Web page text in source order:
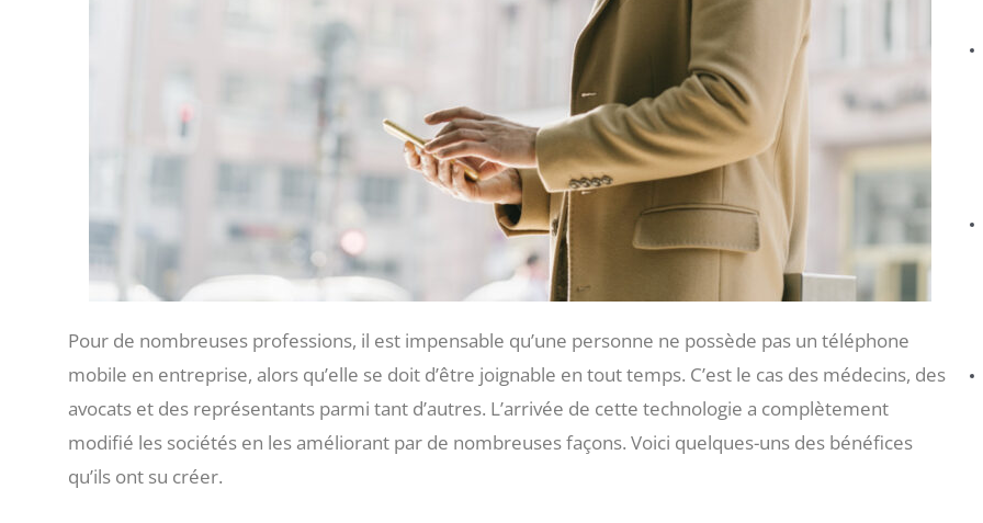
Pour de nombreuses professions, il est impensable qu’une personne ne possède pas un téléphone
mobile en entreprise, alors qu’elle se doit d’être joignable en tout temps. C’est le cas des médecins, des
avocats et des représentants parmi tant d’autres. L’arrivée de cette technologie a complètement
modifié les sociétés en les améliorant par de nombreuses façons. Voici quelques-uns des bénéfices
qu’ils ont su créer.